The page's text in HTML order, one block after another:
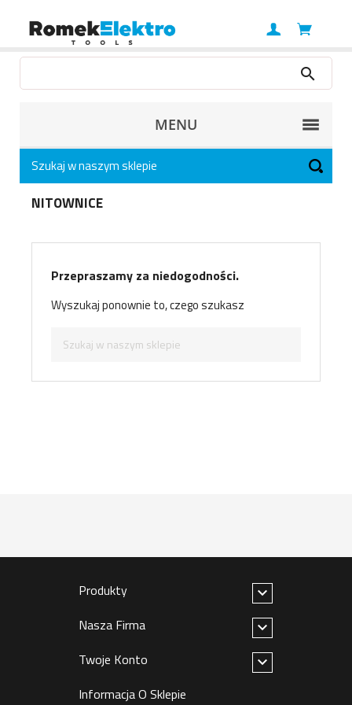
MENU
NITOWNICE
Przepraszamy za niedogodności.
Wyszukaj ponownie to, czego szukasz
Produkty

Nasza Firma

Twoje Konto

Informacja O Sklepie